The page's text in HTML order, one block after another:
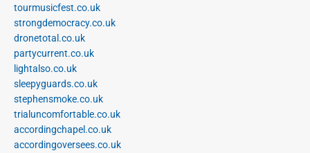
tourmusicfest.co.uk
strongdemocracy.co.uk
dronetotal.co.uk
partycurrent.co.uk
lightalso.co.uk
sleepyguards.co.uk
stephensmoke.co.uk
trialuncomfortable.co.uk
accordingchapel.co.uk
accordingoversees.co.uk